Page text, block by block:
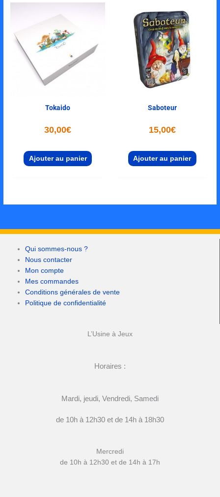
Tokaido
30,00€
Ajouter au panier
Saboteur
15,00€
Ajouter au panier
Qui sommes-nous ?
Nous contacter
Mon compte
Mes commandes
Conditions générales de vente
Politique de confidentialité
L’Usine à Jeux
Horaires :
Mardi, jeudi, Vendredi, Samedi
de 10h à 12h30 et de 14h à 18h30
Mercredi
de 10h à 12h30 et de 14h à 17h